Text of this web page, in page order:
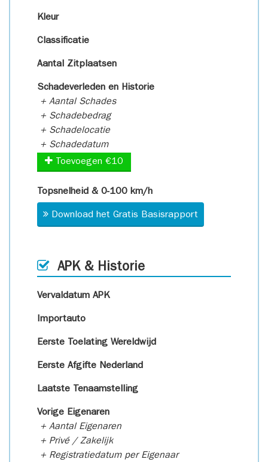
Kleur
Classificatie
Aantal Zitplaatsen
Schadeverleden en Historie
+ Aantal Schades
+ Schadebedrag
+ Schadelocatie
+ Schadedatum
Toevoegen €10
Topsnelheid & 0-100 km/h
Download het Gratis Basisrapport
APK & Historie
Vervaldatum APK
Importauto
Eerste Toelating Wereldwijd
Eerste Afgifte Nederland
Laatste Tenaamstelling
Vorige Eigenaren
+ Aantal Eigenaren
+ Privé / Zakelijk
+ Registratiedatum per Eigenaar